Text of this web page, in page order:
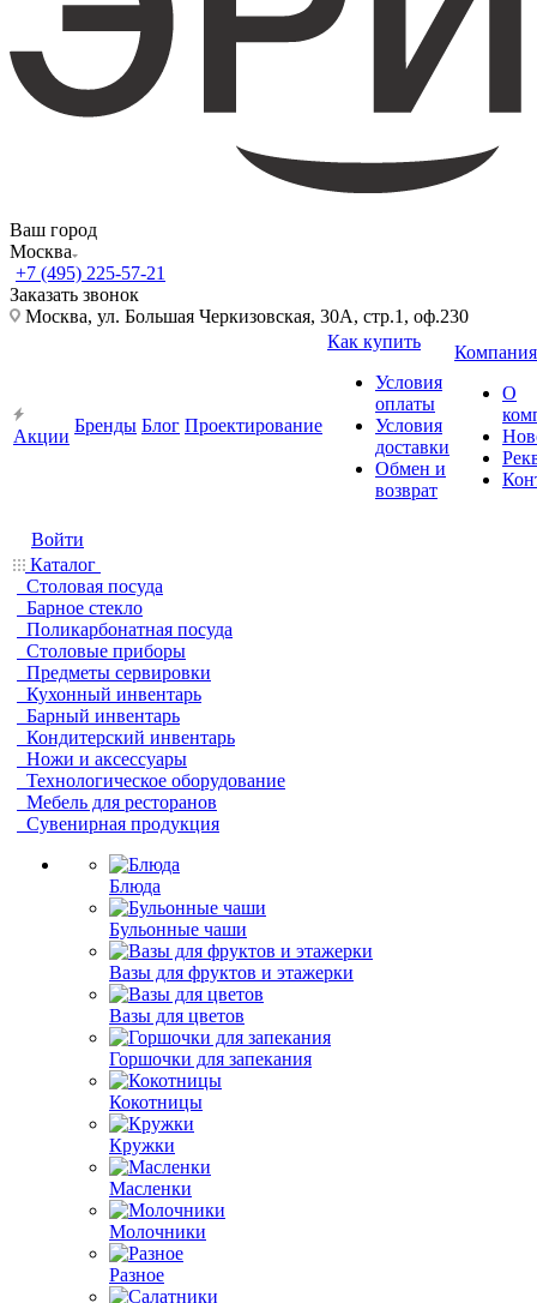
Ваш город
Москва
+7 (495) 225-57-21
Заказать звонок
Москва, ул. Большая Черкизовская, 30А, стр.1, оф.230
Акции
Бренды Блог Проектирование
Как купить
Условия
оплаты
Условия
доставки
Обмен и
возврат
Компания
О
Войти
Каталог
Столовая посуда
Барное стекло
Поликарбонатная посуда
Столовые приборы
Предметы сервировки
Кухонный инвентарь
Барный инвентарь
Кондитерский инвентарь
Ножи и аксессуары
Технологическое оборудование
Мебель для ресторанов
Сувенирная продукция
Блюда
Бульонные чаши
Вазы для фруктов и этажерки
Вазы для цветов
Горшочки для запекания
Кокотницы
Кружки
Масленки
Молочники
Разное